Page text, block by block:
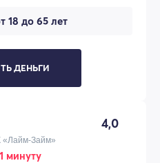
18 до 65 лет
ДЕНЬГИ
4,0
Займ»
минуту